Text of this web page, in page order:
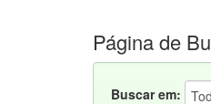
Página de
Buscar em: